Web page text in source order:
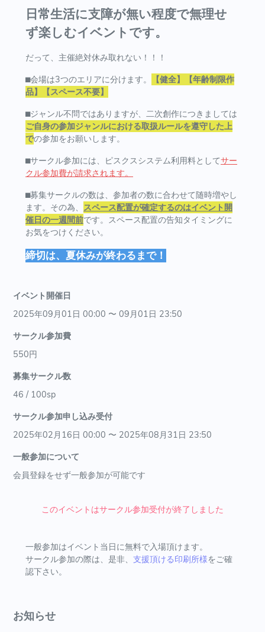
日常生活に支障が無い程度で無理せ
ず楽しむイベントです。
だって、主催絶対休み取れない！！！
⬛︎会場は3つのエリアに分けます。
【健全】【年齢制限作
品】【スペース不要】
⬛︎ジャンル不問ではありますが、二次創作につきましては
ご自身の参加ジャンルにおける取扱ルールを遵守した上
での参加をお願いします。
⬛︎サークル参加には、ピスクスシステム利用料としてサー
クル参加費が請求されます。
⬛︎募集サークルの数は、参加者の数に合わせて随時増やし
ます。その為、 スペース配置が確定するのはイベント開
催日の一週間前です。スペース配置の告知タイミングに
お気をつけください。
締切は、夏休みが終わるまで！
イベント開催日
2025年09月01日 00:00 〜 09月01日 23:50
サークル参加費
550円
募集サークル数
46 / 100sp
サークル参加申し込み受付
2025年02月16日 00:00 〜 2025年08月31日 23:50
一般参加について
会員登録をせず一般参加が可能です
このイベントはサークル参加受付が終了しました
一般参加はイベント当日に無料で入場頂けます。
サークル参加の際は、是非、 支援頂ける印刷所様をご確
認下さい。
お知らせ